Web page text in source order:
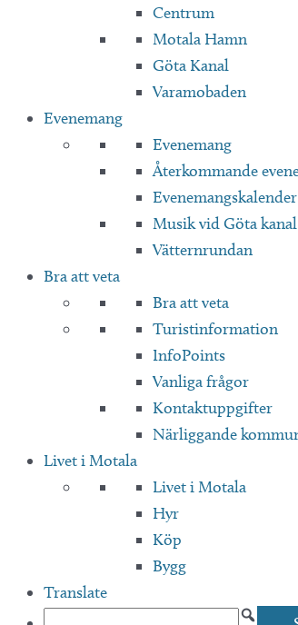
Centrum
Motala Hamn
Göta Kanal
Varamobaden
Evenemang
Evenemang
Återkommande
Evenemangskalender
Musik vid Göta kanal
Vätternrundan
Bra att veta
Bra att veta
Turistinformation
InfoPoints
Vanliga frågor
Kontaktuppgifter
Närliggande
Livet i Motala
Livet i Motala
Hyr
Köp
Bygg
Translate